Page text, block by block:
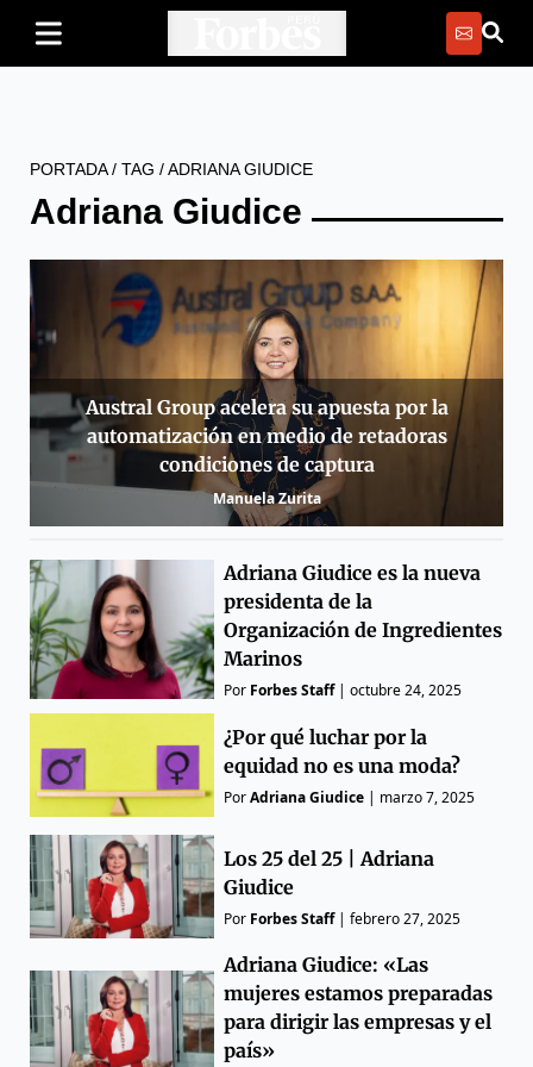
PORTADA/ TAG /ADRIANA GIUDICE
Adriana Giudice
Austral Group acelera su apuesta por la
automatización en medio de retadoras
condiciones de captura
Manuela Zurita
Adriana Giudice es la nueva
presidenta de la
Organización de Ingredientes
Marinos
Por Forbes Staff|octubre 24, 2025
¿Por qué luchar por la
equidad no es una moda?
PorAdriana Giudice | marzo 7, 2025
Los 25 del 25 | Adriana
Giudice
Por Forbes Staff|febrero 27, 2025
Adriana Giudice: «Las
mujeres estamos preparadas
para dirigir las empresas y el
país»